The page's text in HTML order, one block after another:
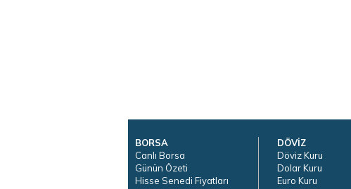
BORSA
Canlı Borsa
Günün Özeti
Hisse Senedi Fiyatları
DÖVİZ
Döviz Kuru
Dolar Kuru
Euro Kuru